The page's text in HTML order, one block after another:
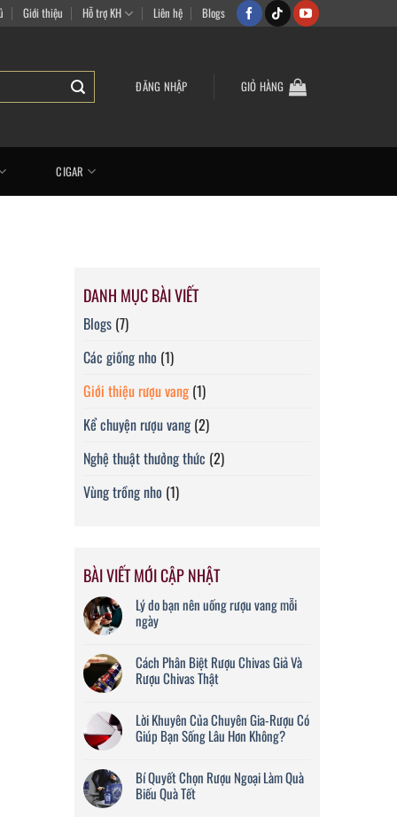
Giới thiệu Hỗ trợ KH Liên hệ Blogs
ĐĂNG NHẬP GIỎ HÀNG
CIGAR
DANH MỤC BÀI VIẾT
Blogs(7)
Các giống nho (1)
Giới thiệu rượu vang(1)
Kể chuyện rượu vang(2)
Nghệ thuật thưởng thức (2)
Vùng trồng nho (1)
BÀI VIẾT MỚI CẬP NHẬT
Lý do bạn nên uống rượu vang mỗi
ngày
Cách Phân Biệt Rượu Chivas Giả Và
Rượu Chivas Thật
Lời Khuyên Của Chuyên Gia-Rượu Có
Giúp Bạn Sống Lâu Hơn Không?
Bí Quyết Chọn Rượu Ngoại Làm Quà
Biếu Quà Tết